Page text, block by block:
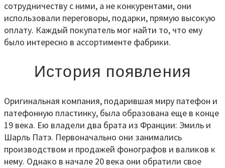
сотрудничеству с ними, а не конкурентами, они
использовали переговоры, подарки, прямую высокую
оплату. Каждый покупатель мог найти то, что ему
было интересно в ассортименте фабрики.
История появления
Оригинальная компания, подарившая миру патефон и
патефонную пластинку, была образована еще в конце
19 века. Ею владели два брата из Франции: Эмиль и
Шарль Патэ. Первоначально они занимались
производством и продажей фонографов и валиков к
нему. Однако в начале 20 века они обратили свое